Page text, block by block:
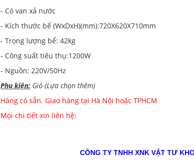
- Có van xả nước
- Kích thước bể (WxDxH)(mm):720X620X710mm
- Trọng lượng bể: 42kg
- Công suất tiêu thụ:1200W
- Nguồn: 220V/50Hz
Phụ kiện: Giỏ (Lựa chọn thêm)
Hàng có sẵn. Giao hàng tại Hà Nội hoặc TPHCM
Mọi chi tiết xin liên hệ:
CÔNG TY TNHH XNK VẬT TƯ